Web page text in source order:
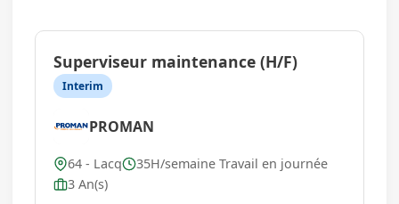
Superviseur maintenance (H/F)
Interim
PROMAN
64 - Lacq
35H/semaine Travail en journée
3 An(s)